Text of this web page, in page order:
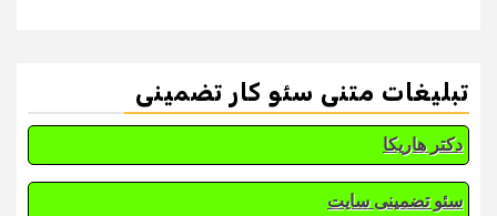
تبلیغات متنی سئو کار تضمینی
دکتر هاریکا
سئو تضمینی سایت